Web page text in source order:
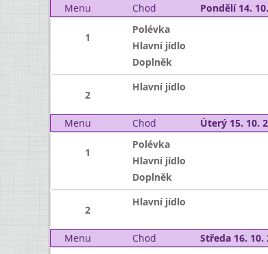
Menu
Chod Pondělí 14.
1
Polévka
Hlavní jídlo
Doplněk
2
Hlavní jídlo
Menu Chod Úterý 15. 10.
1
Polévka
Hlavní jídlo
Doplněk
2
Hlavní jídlo
Menu Chod Středa 16. 10.